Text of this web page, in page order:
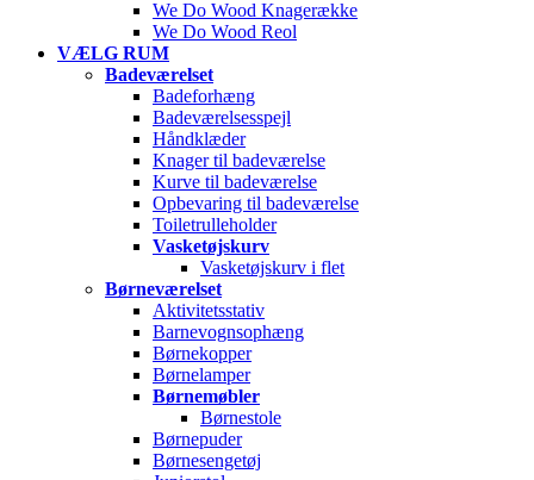
We Do Wood Knagerække
We Do Wood Reol
VÆLG RUM
Badeværelset
Badeforhæng
Badeværelsesspejl
Håndklæder
Knager til badeværelse
Kurve til badeværelse
Opbevaring til badeværelse
Toiletrulleholder
Vasketøjskurv
Vasketøjskurv i flet
Børneværelset
Aktivitetsstativ
Barnevognsophæng
Børnekopper
Børnelamper
Børnemøbler
Børnestole
Børnepuder
Børnesengetøj